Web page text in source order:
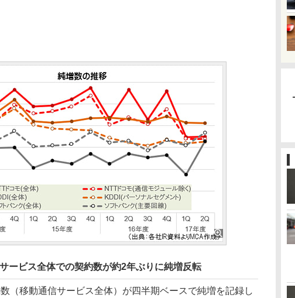
ービス全体での契約数が約2年ぶりに純増反転
（移動通信サービス全体）が四半期ベースで純増を記録し